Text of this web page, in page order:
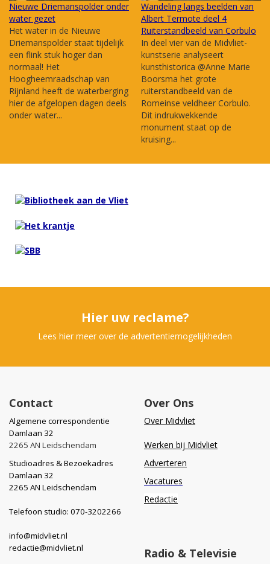
Nieuwe Driemanspolder onder
water gezet
Het water in de Nieuwe
Driemanspolder staat tijdelijk
een flink stuk hoger dan
normaal! Het
Hoogheemraadschap van
Rijnland heeft de waterberging
hier de afgelopen dagen deels
onder water...
Wandeling langs beelden van
Albert Termote deel 4
Ruiterstandbeeld van Corbulo
In deel vier van de Midvliet-
kunstserie analyseert
kunsthistorica @Anne Marie
Boorsma het grote
ruiterstandbeeld van de
Romeinse veldheer Corbulo.
Dit indrukwekkende
monument staat op de
kruising...
Hier uw reclame?
Lees hier meer over de advertentiemogelijkheden
Contact
Algemene correspondentie
Damlaan 32
2265 AN Leidschendam
Studioadres & Bezoekadres
Damlaan 32
2265 AN Leidschendam
Telefoon studio: 070-3202266
info@midvliet.nl
redactie@midvliet.nl
Over Ons
Over Midvliet
Werken bij Midvliet
Adverteren
Vacatures
Redactie
Radio & Televisie